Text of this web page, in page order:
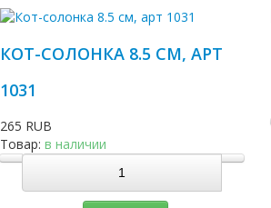
КОТ-СОЛОНКА 8.5 СМ, АРТ
1031
265 RUB
Товар:в наличии